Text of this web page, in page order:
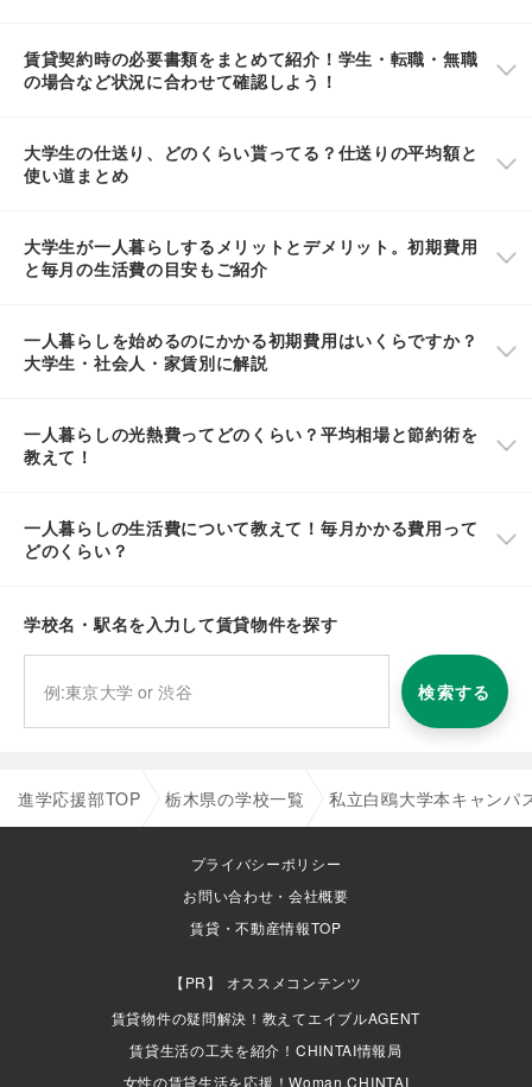
賃貸契約時の必要書類をまとめて紹介！学生・転職・無職
の場合など状況に合わせて確認しよう！
大学生の仕送り、どのくらい貰ってる？仕送りの平均額と
使い道まとめ
大学生が一人暮らしするメリットとデメリット。初期費用
と毎月の生活費の目安もご紹介
一人暮らしを始めるのにかかる初期費用はいくらですか？
大学生・社会人・家賃別に解説
一人暮らしの光熱費ってどのくらい？平均相場と節約術を
教えて！
一人暮らしの生活費について教えて！毎月かかる費用って
どのくらい？
学校名・駅名を入力して賃貸物件を探す
検索する
進学応援部TOP 栃木県の学校一覧 私立白鴎大学本キャンパ
プライバシーポリシー
お問い合わせ・会社概要
賃貸・不動産情報TOP
オススメコンテンツ
賃貸物件の疑問解決！教えてエイブルAGENT
賃貸生活の工夫を紹介！CHINTAI情報局
女性の賃貸生活を応援！Woman.CHINTAI